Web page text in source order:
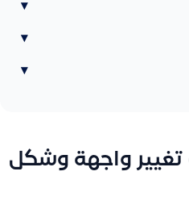
▾
▾
▾
واجهة وشكل